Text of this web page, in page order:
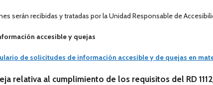
serán recibidas y tratadas por la Unidad Responsable de
accesible y quejas
de solicitudes de información accesible y de quejas en
relativa al cumplimiento de los requisitos del RD